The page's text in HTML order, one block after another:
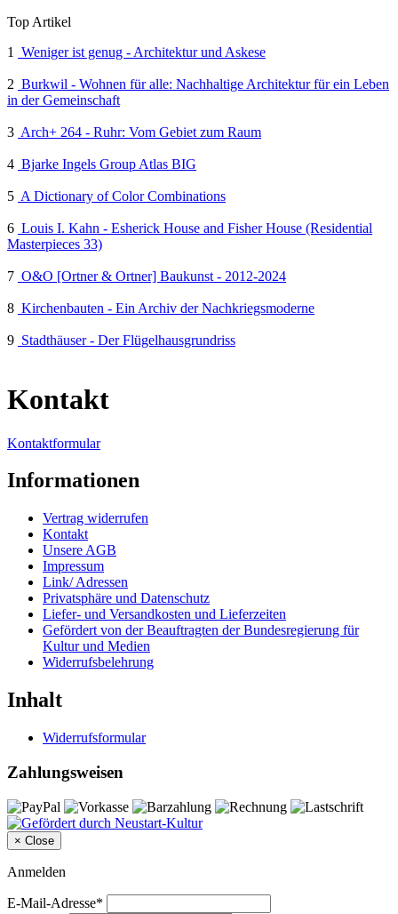
Top Artikel
1
Weniger ist genug - Architektur und Askese
2 Burkwil - Wohnen für alle: Nachhaltige Architektur für ein Leben
in der Gemeinschaft
3 Arch+ 264 - Ruhr: Vom Gebiet zum Raum
4 Bjarke Ingels Group Atlas BIG
5 A Dictionary of Color Combinations
6 Louis I. Kahn - Esherick House and Fisher House (Residential
Masterpieces 33)
7 O&O [Ortner & Ortner] Baukunst - 2012-2024
8 Kirchenbauten - Ein Archiv der Nachkriegsmoderne
9 Stadthäuser - Der Flügelhausgrundriss
Kontakt
Kontaktformular
Informationen
Vertrag widerrufen
Kontakt
Unsere AGB
Impressum
Link/ Adressen
Privatsphäre und Datenschutz
Liefer- und Versandkosten und Lieferzeiten
Gefördert von der Beauftragten der Bundesregierung für
Kultur und Medien
Widerrufsbelehrung
Inhalt
Widerrufsformular
Zahlungsweisen
× Close
Anmelden
E-Mail-Adresse*